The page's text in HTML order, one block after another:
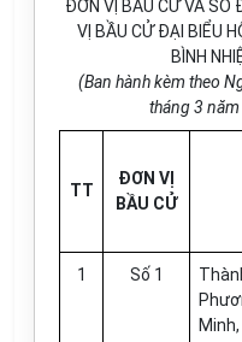
ĐƠN VỊ BẦU CỬ VÀ SỐ
VỊ BẦU CỬ ĐẠI BIỂU
BÌNH
(Ban hành kèm theo
tháng 3
TT
ĐƠN VỊ
BẦU CỬ
1 Số 1